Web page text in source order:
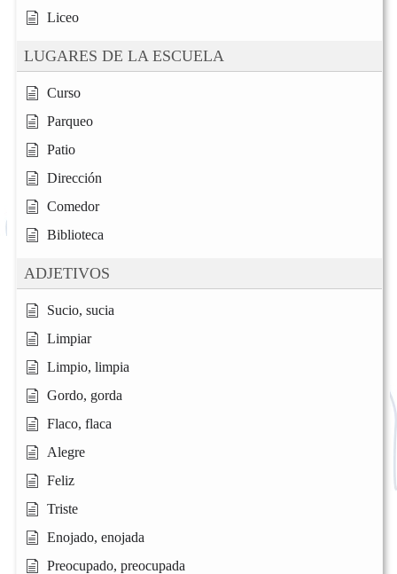
Liceo
LUGARES DE LA ESCUELA
Curso
Parqueo
Patio
Dirección
Comedor
Biblioteca
ADJETIVOS
Sucio, sucia
Limpiar
Limpio, limpia
Gordo, gorda
Flaco, flaca
Alegre
Feliz
Triste
Enojado, enojada
Preocupado, preocupada